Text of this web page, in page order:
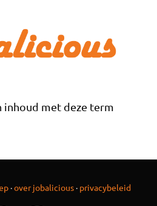
inhoud met deze term
·over jobalicious · privacybeleid